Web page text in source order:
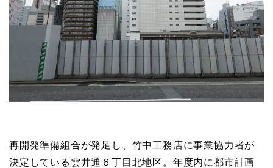
再開発準備組合が発足し、竹中工務店に事業協力者が
決定している雲井通６丁目北地区。年度内に都市計画